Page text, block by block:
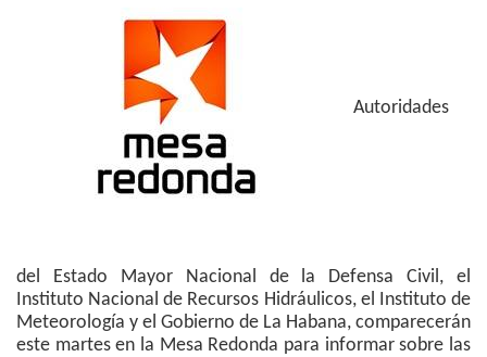
Autoridades
del Estado Mayor Nacional de la Defensa Civil, el
Instituto Nacional de Recursos Hidráulicos, el Instituto de
Meteorología y el Gobierno de La Habana, comparecerán
este martes en la Mesa Redonda para informar sobre las